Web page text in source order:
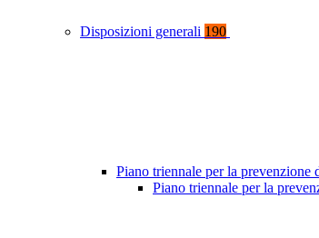
Disposizioni generali 190
Piano triennale per la prevenzione
Piano triennale per la